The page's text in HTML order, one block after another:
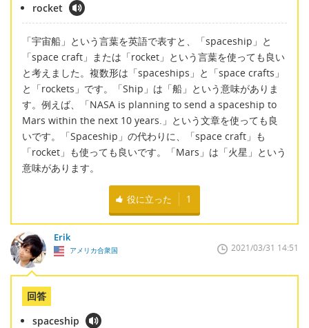
rocket
「宇宙船」という言葉を英語で表すと、「spaceship」と
「space craft」または「rocket」という言葉を使っても良い
と考えました。複数形は「spaceships」と「space crafts」
と「rockets」です。「Ship」は「船」という意味がありま
す。例えば、「NASA is planning to send a spaceship to
Mars within the next 10 years.」という文章を使っても良
いです。「Spaceship」の代わりに、「space craft」も
「rocket」も使っても良いです。「Mars」は「火星」という
意味があります。
役に立った 1
Erik
アメリカ合衆国 2021/03/31 14:51
回答
spaceship